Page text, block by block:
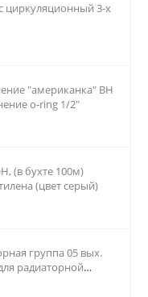
циркуляционный 3-х
"американка" ВН
o-ring 1/2"
(в бухте 100м)
(цвет серый)
группа 05 вых.
радиаторной